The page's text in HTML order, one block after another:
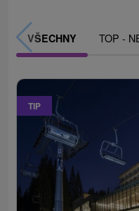
VŠECHNY TOP -
TIP